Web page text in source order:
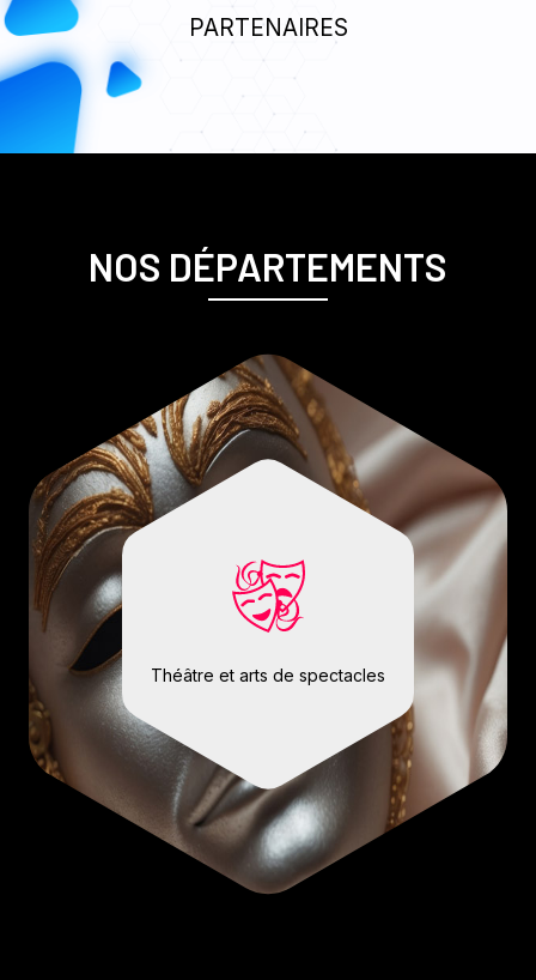
PARTENAIRES
NOS DÉPARTEMENTS
Théâtre et arts de spectacles